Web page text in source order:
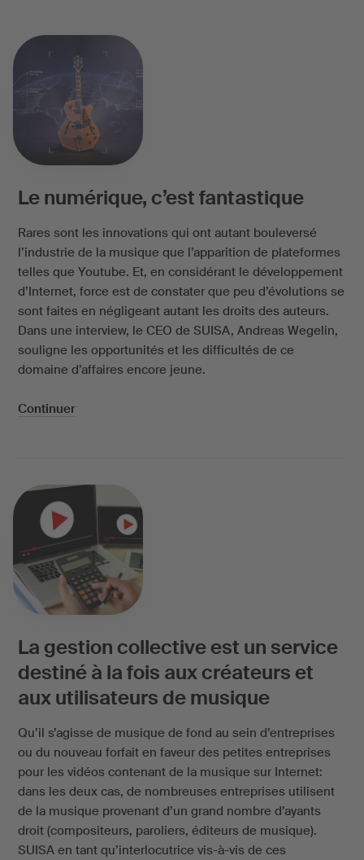
Le numérique, c’est fantastique
Rares sont les innovations qui ont autant bouleversé
l’industrie de la musique que l’apparition de plateformes
telles que Youtube. Et, en considérant le développement
d’Internet, force est de constater que peu d’évolutions se
sont faites en négligeant autant les droits des auteurs.
Dans une interview, le CEO de SUISA, Andreas Wegelin,
souligne les opportunités et les difficultés de ce
domaine d’affaires encore jeune.
Continuer
La gestion collective est un service
destiné à la fois aux créateurs et
aux utilisateurs de musique
Qu’il s’agisse de musique de fond au sein d’entreprises
ou du nouveau forfait en faveur des petites entreprises
pour les vidéos contenant de la musique sur Internet:
dans les deux cas, de nombreuses entreprises utilisent
de la musique provenant d’un grand nombre d’ayants
droit (compositeurs, paroliers, éditeurs de musique).
SUISA en tant qu’interlocutrice vis-à-vis de ces